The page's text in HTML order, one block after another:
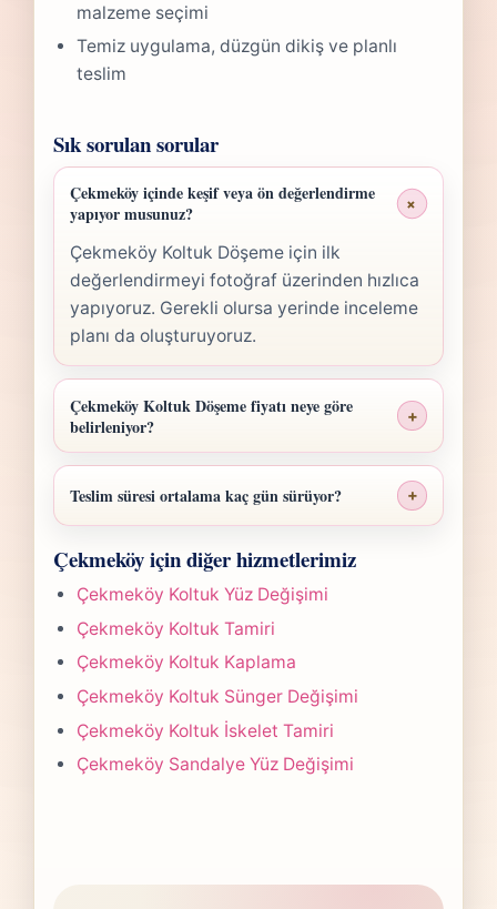
malzeme seçimi
Temiz uygulama, düzgün dikiş ve planlı
teslim
Sık sorulan sorular
Çekmeköy içinde keşif veya ön değerlendirme
yapıyor musunuz?
+
Çekmeköy Koltuk Döşeme için ilk
değerlendirmeyi fotoğraf üzerinden hızlıca
yapıyoruz. Gerekli olursa yerinde inceleme
planı da oluşturuyoruz.
Çekmeköy Koltuk Döşeme fiyatı neye göre
belirleniyor?
+
Çekmeköy Koltuk Döşeme fiyatı; ölçü,
malzeme sınıfı, işçilik yoğunluğu ve teslim
planına göre belirlenir. Fotoğraf
gönderdiğinizde hızlıca anlaşılır bir aralık
paylaşırız.
Teslim süresi ortalama kaç gün sürüyor? +
yapılan işlemin kapsamına göre değişir.
Çoğu projede 5-7 iş günü hedefiyle çalışır,
olası değişikliği önceden bildiririz.
Çekmeköy için diğer hizmetlerimiz
Çekmeköy Koltuk Yüz Değişimi
Çekmeköy Koltuk Tamiri
Çekmeköy Koltuk Kaplama
Çekmeköy Koltuk Sünger Değişimi
Çekmeköy Koltuk İskelet Tamiri
Çekmeköy Sandalye Yüz Değişimi